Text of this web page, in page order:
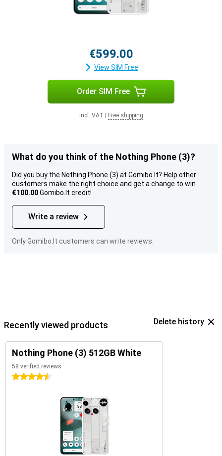
€599.00
View SIM Free
Order SIM Free
Incl. VAT Free shipping
What do you think of the Nothing Phone (3)?
Did you buy the Nothing Phone (3) at Gomibo.lt? Help other
customers make the right choice and get a change to win
€100.00Gomibo.lt credit!
Write a review
Only Gomibo.lt customers can write reviews.
Recently viewed products Delete history
Nothing Phone (3) 512GB White
58 verified reviews
4.5 stars